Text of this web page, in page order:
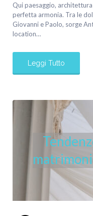
Qui paesaggio,
perfetta armonia. Tra le
Giovanni e Paolo, sorge
location…
Leggi Tutto